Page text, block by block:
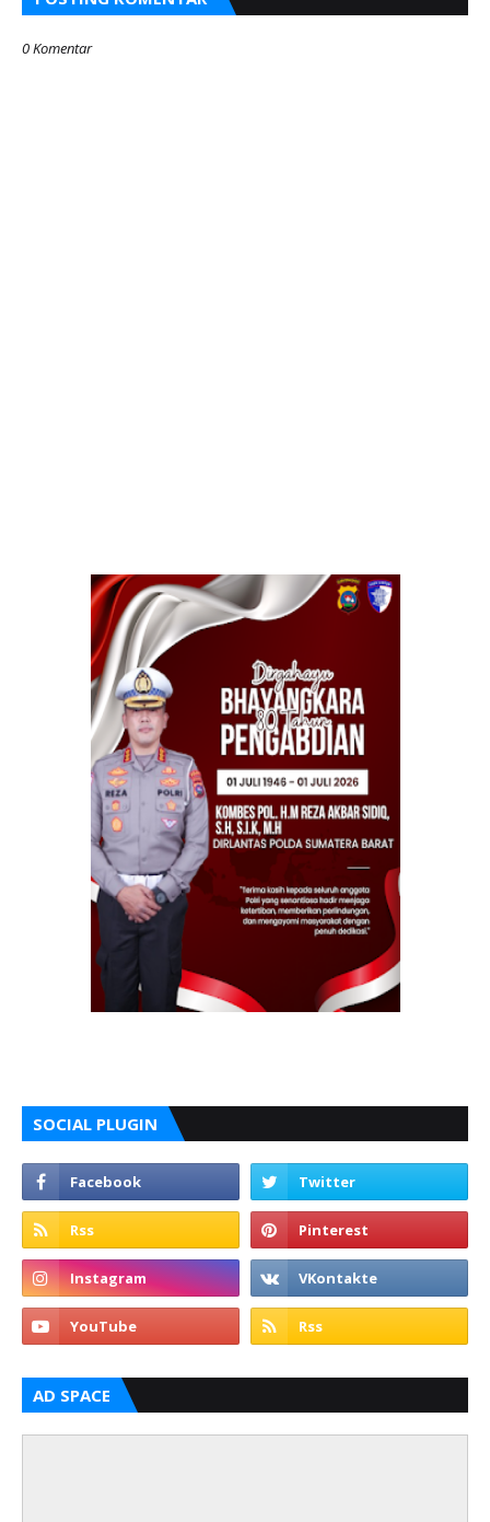
0 Komentar
SOCIAL PLUGIN
AD SPACE